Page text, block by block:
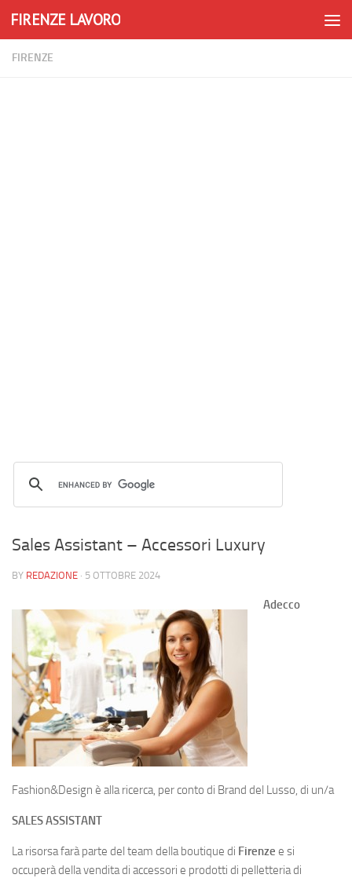
Skip to content
FIRENZE LAVORO
FIRENZE
Sales Assistant – Accessori Luxury
BY REDAZIONE · 5 OTTOBRE 2024
Adecco
Fashion&Design è alla ricerca, per conto di Brand del Lusso, di un/a
SALES ASSISTANT
La risorsa farà parte del team della boutique di Firenze e si
occuperà della vendita di accessori e prodotti di pelletteria di